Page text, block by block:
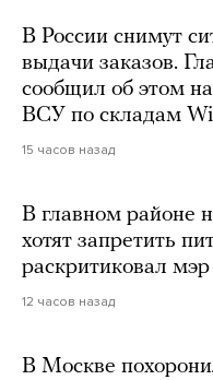
В России снимут
выдачи заказов.
сообщил об этом
ВСУ по складам
15 часов назад
В главном районе
хотят запретить
раскритиковал
12 часов назад
В Москве